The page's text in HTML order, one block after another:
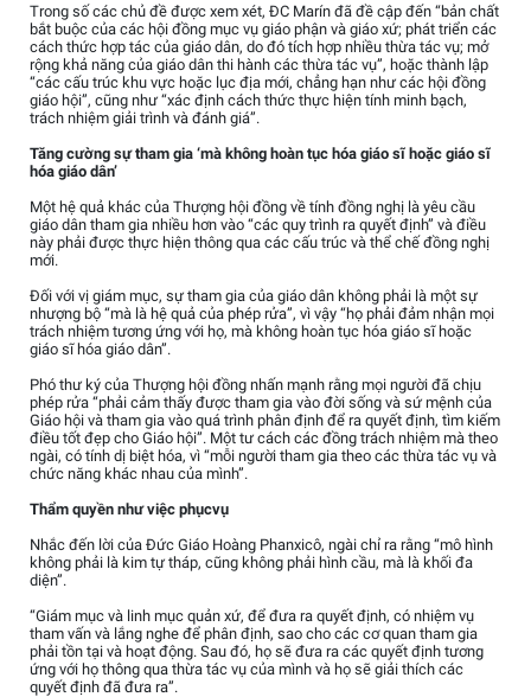
Trong số các chủ đề được xem xét, ĐC Marín đã đề cập đến “bản chất
bắt buộc của các hội đồng mục vụ giáo phận và giáo xứ; phát triển các
cách thức hợp tác của giáo dân, do đó tích hợp nhiều thừa tác vụ; mở
rộng khả năng của giáo dân thi hành các thừa tác vụ”, hoặc thành lập
“các cấu trúc khu vực hoặc lục địa mới, chẳng hạn như các hội đồng
giáo hội”, cũng như “xác định cách thức thực hiện tính minh bạch,
trách nhiệm giải trình và đánh giá”.
Tăng cường sự tham gia ‘mà không hoàn tục hóa giáo sĩ hoặc giáo sĩ
hóa giáo dân’
Một hệ quả khác của Thượng hội đồng về tính đồng nghị là yêu cầu
giáo dân tham gia nhiều hơn vào “các quy trình ra quyết định” và điều
này phải được thực hiện thông qua các cấu trúc và thể chế đồng nghị
mới.
Đối với vị giám mục, sự tham gia của giáo dân không phải là một sự
nhượng bộ “mà là hệ quả của phép rửa”, vì vậy “họ phải đảm nhận mọi
trách nhiệm tương ứng với họ, mà không hoàn tục hóa giáo sĩ hoặc
giáo sĩ hóa giáo dân”.
Phó thư ký của Thượng hội đồng nhấn mạnh rằng mọi người đã chịu
phép rửa “phải cảm thấy được tham gia vào đời sống và sứ mệnh của
Giáo hội và tham gia vào quá trình phân định để ra quyết định, tìm kiếm
điều tốt đẹp cho Giáo hội”. Một tư cách các đồng trách nhiệm mà theo
ngài, có tính dị biệt hóa, vì “mỗi người tham gia theo các thừa tác vụ và
chức năng khác nhau của mình”.
Thẩm quyền như việc phụcvụ
Nhắc đến lời của Đức Giáo Hoàng Phanxicô, ngài chỉ ra rằng “mô hình
không phải là kim tự tháp, cũng không phải hình cầu, mà là khối đa
diện”.
“Giám mục và linh mục quản xứ, để đưa ra quyết định, có nhiệm vụ
tham vấn và lắng nghe để phân định, sao cho các cơ quan tham gia
phải tồn tại và hoạt động. Sau đó, họ sẽ đưa ra các quyết định tương
ứng với họ thông qua thừa tác vụ của mình và họ sẽ giải thích các
quyết định đã đưa ra”.